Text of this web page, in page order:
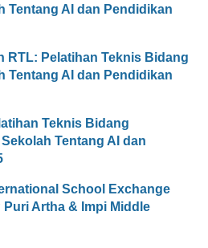
Tentang AI dan Pendidikan
RTL: Pelatihan Teknis Bidang
Tentang AI dan Pendidikan
Teknis Bidang
Tentang AI dan
School Exchange
Puri Artha & Impi Middle